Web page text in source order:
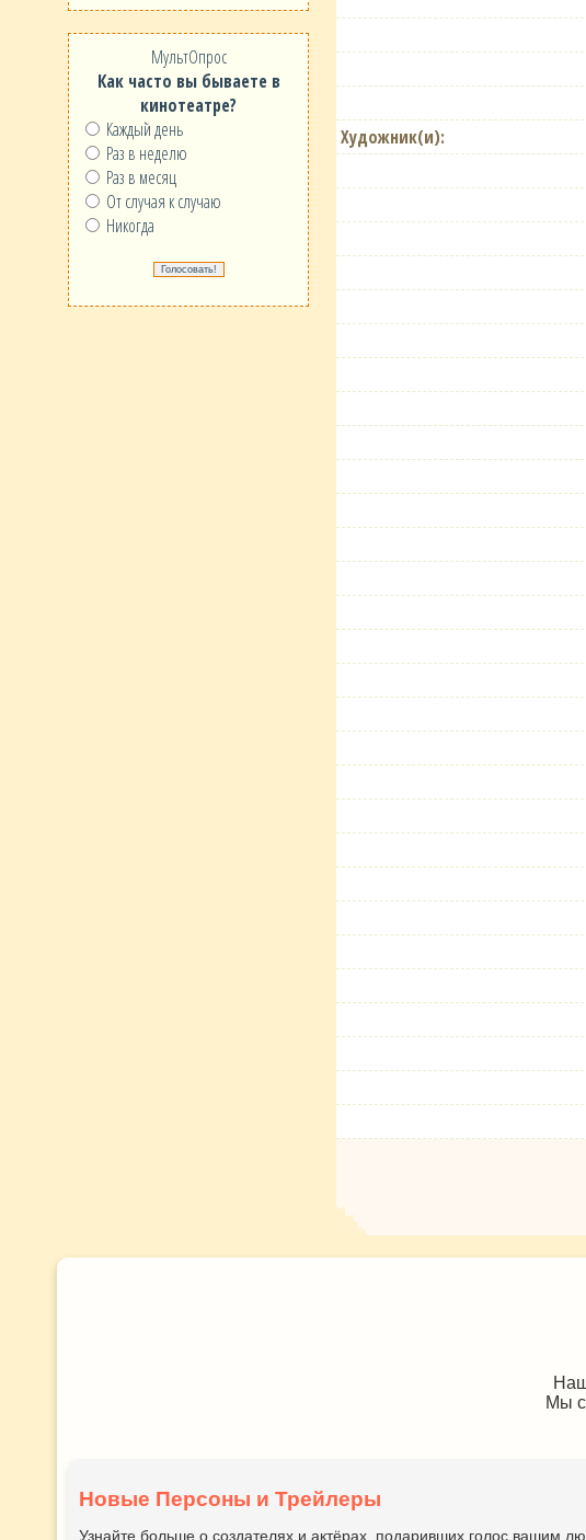
МультОпрос
Как часто вы бываете в
кинотеатре?
Каждый день
Раз в неделю
Раз в месяц
От случая к случаю
Никогда
Художник(и):
Мы
Новые Персоны и Трейлеры
Узнайте больше о создателях и актёрах, подаривших голос вашим